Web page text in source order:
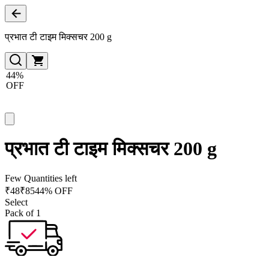
प्रभात टी टाइम मिक्सचर 200 g
44%
OFF
प्रभात टी टाइम मिक्सचर 200 g
Few Quantities left
₹48₹8544% OFF
Select
Pack of 1